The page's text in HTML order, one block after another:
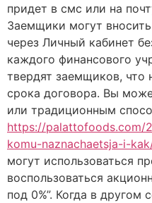
придет в смс или на
Заемщики могут
через Личный кабинет
каждого финансового
твердят заемщиков, что
срока договора. Вы
или традиционным
https://palattofoods.com/
komu-naznachaetsja-i-
могут использоваться
воспользоваться
под 0%”. Когда в другом